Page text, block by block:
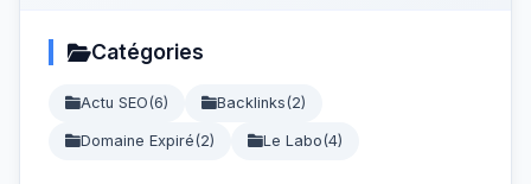
Catégories
Actu SEO(6) Backlinks(2)
Domaine Expiré(2) Le Labo(4)